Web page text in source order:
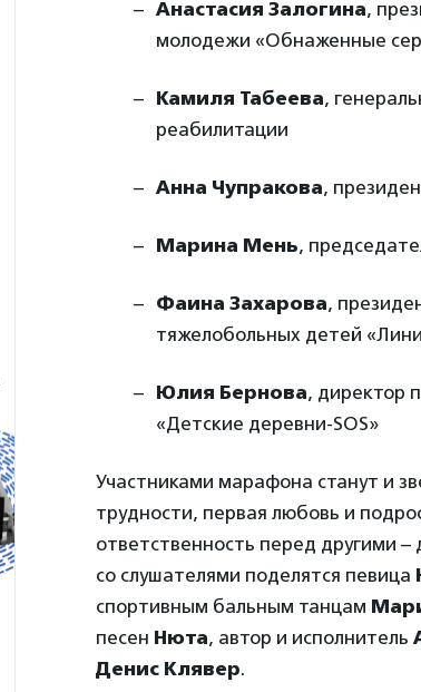
Анастасия Залогина,
молодежи «Обнаженные
Камиля Табеева,
реабилитации
Анна Чупракова,
Марина Мень,
Фаина Захарова,
тяжелобольных детей
Юлия Бернова, директор
«Детские деревни-SOS»
Участниками марафона станут и
трудности, первая любовь и
ответственность перед другими
со слушателями поделятся певица
спортивным бальным танцам
песен Нюта, автор и исполнитель
Денис Клявер.